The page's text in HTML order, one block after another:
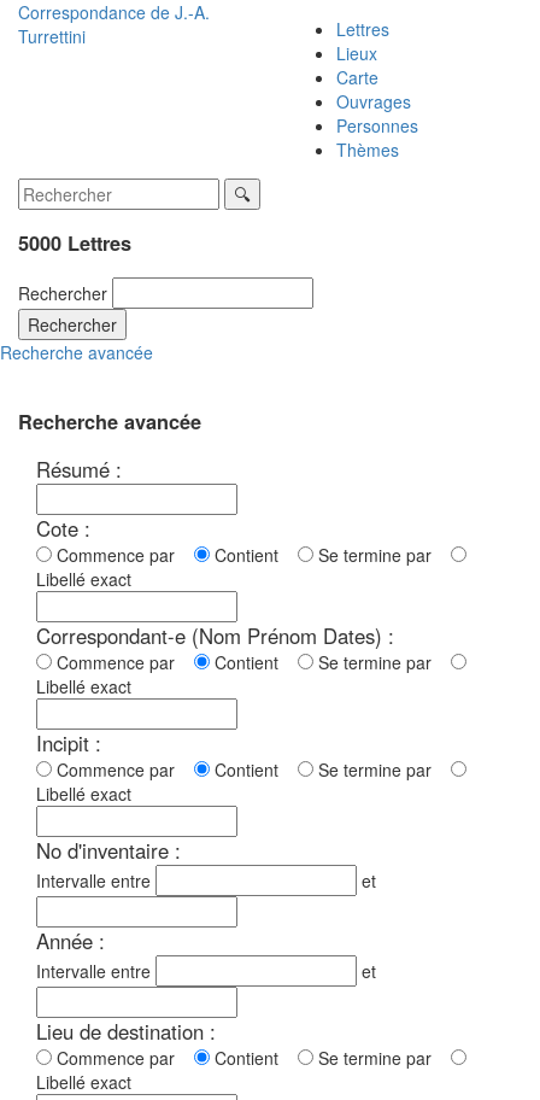
Correspondance de J.-A.
Turrettini
Lettres
Lieux
Carte
Ouvrages
Personnes
Thèmes
5000 Lettres
Rechercher
Rechercher
Recherche avancée
Recherche avancée
Résumé :
Cote :
Commence par Contient
Se termine par
Libellé exact
Correspondant-e (Nom Prénom Dates) :
Commence par Contient
Se termine par
Libellé exact
Incipit :
Commence par Contient
Se termine par
Libellé exact
No d'inventaire :
Intervalle entre et
Année :
Intervalle entre et
Lieu de destination :
Commence par Contient
Se termine par
Libellé exact